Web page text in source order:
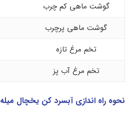
گوشت ماهی کم چرب
گوشت ماهی پرچرب
تخم مرغ تازه
تخم مرغ آب پز
نحوه راه اندازی آبسرد کن یخچال میله